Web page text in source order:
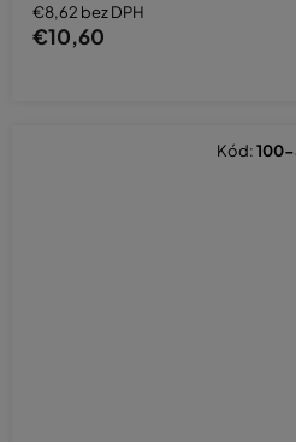
€8,62 bez DPH
€10,60
Kód: